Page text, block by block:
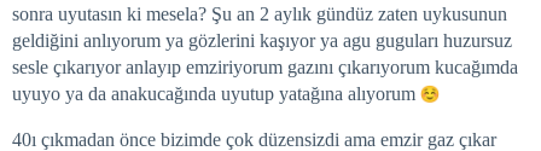
sonra uyutasın ki mesela? Şu an 2 aylık gündüz zaten uykusunun
geldiğini anlıyorum ya gözlerini kaşıyor ya agu guguları huzursuz
sesle çıkarıyor anlayıp emziriyorum gazını çıkarıyorum kucağımda
uyuyo ya da anakucağında uyutup yatağına alıyorum
40ı çıkmadan önce bizimde çok düzensizdi ama emzir gaz çıkar